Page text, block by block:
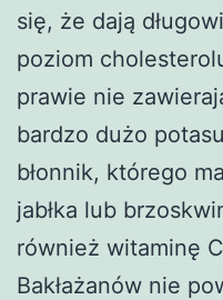
się, że dają
poziom
prawie nie
bardzo dużo
błonnik, którego
jabłka lub
również witaminę
Bakłażanów nie